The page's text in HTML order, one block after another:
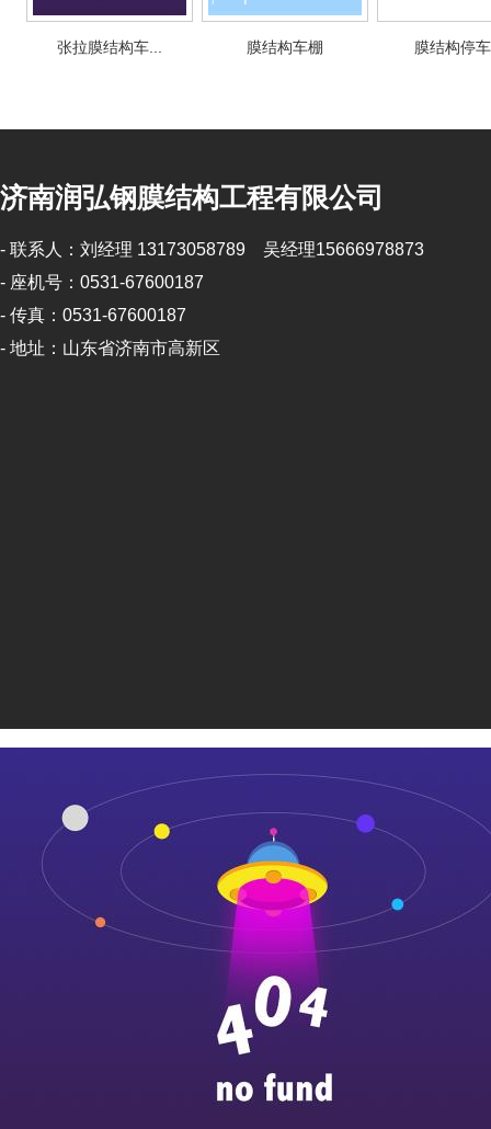
张拉膜结构车... 膜结构车棚 膜结构停
济南润弘钢膜结构工程有限公司
- 联系人：刘经理 13173058789 吴经理15666978873
- 座机号：0531-67600187
- 传真：0531-67600187
- 地址：山东省济南市高新区